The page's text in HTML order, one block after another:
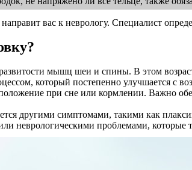
вас к неврологу. Специалист
мышц шеи и спины. В этом
который постепенно улучшается с
при сне или кормлении. Важно
другими симптомами, такими как
неврологическими проблемами, которые